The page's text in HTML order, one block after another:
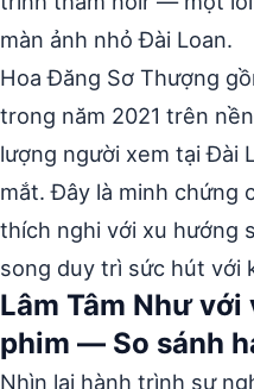
màn ảnh nhỏ Đài Loan.
Hoa Đăng Sơ Thượng
trong năm 2021 trên
lượng người xem tại Đài
mắt. Đây là minh chứng
thích nghi với xu hướng
song duy trì sức hút với
Lâm Tâm Như
phim — So sánh
Nhìn lại hành trình sự